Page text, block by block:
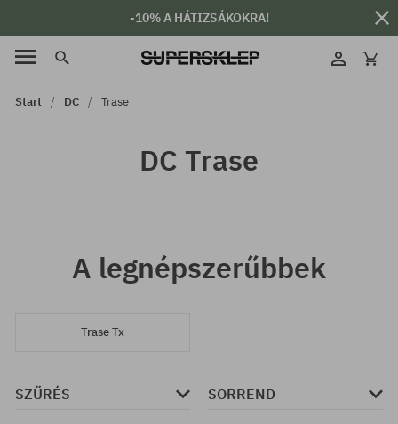
-10% A HÁTIZSÁKOKRA!
Start DC Trase
DC Trase
A legnépszerűbbek
Trase Tx
SZŰRÉS SORREND